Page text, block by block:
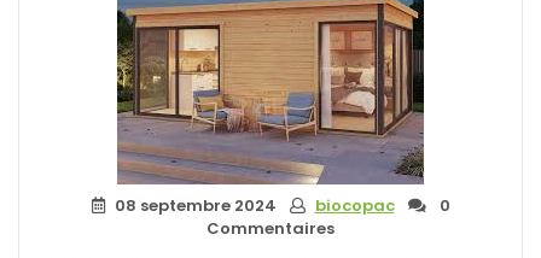
Option
Économique
et
Durable »
08 septembre 2024 biocopac
0
Commentaires